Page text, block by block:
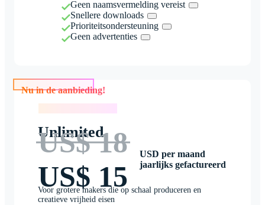
Geen naamsvermelding vereist
Snellere downloads
Prioriteitsondersteuning
Geen advertenties
Nu in de aanbieding!
Unlimited
US$ 18
US$ 15
USD per maand
jaarlijks gefactureerd
Voor grotere makers die op schaal produceren en
creatieve vrijheid eisen